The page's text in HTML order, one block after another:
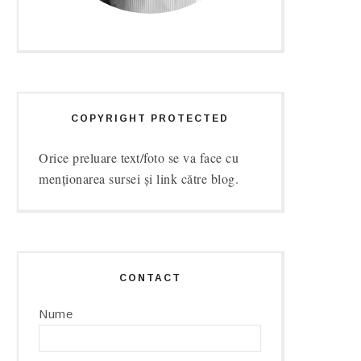
COPYRIGHT PROTECTED
Orice preluare text/foto se va face cu
menționarea sursei și link către blog.
CONTACT
Nume